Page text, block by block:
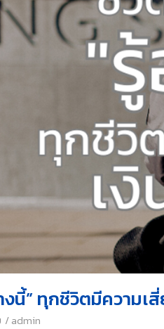
นี้” ทุกชีวิตมีความเ
/admin